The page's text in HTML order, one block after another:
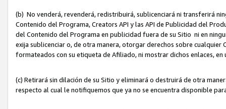
(b) No venderá, revenderá, redistribuirá, sublicenciará ni transferirá
Contenido del Programa, Creators API y las API de Publicidad del
del Contenido del Programa en publicidad fuera de su Sitio ni en
exija sublicenciar o, de otra manera, otorgar derechos sobre
formateados con su etiqueta de Afiliado, ni mostrar dichos enlaces,
(c) Retirará sin dilación de su Sitio y eliminará o destruirá de otra
respecto al cual le notifiquemos que ya no se encuentra disponible